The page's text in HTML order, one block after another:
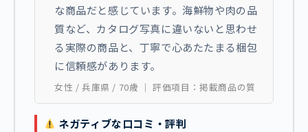
な商品だと感じています。海鮮物や肉の品
質など、カタログ写真に違いないと思わせ
る実際の商品と、丁寧で心あたたまる梱包
に信頼感があります。
女性 / 兵庫県 / 70歳 ｜ 評価項目：掲載商品の質
ネガティブな口コミ・評判